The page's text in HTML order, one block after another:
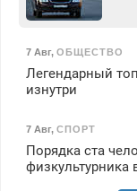
7 Авг, ОБЩЕСТВО
Легендарный
изнутри
7 Авг, СПОРТ
Порядка ста
физкультурника